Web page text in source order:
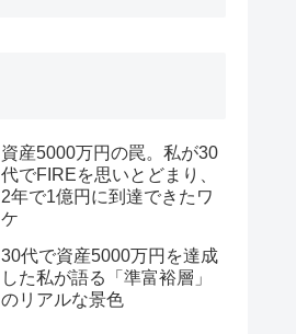
資産5000万円の罠。私が30
代でFIREを思いとどまり、
2年で1億円に到達できたワ
ケ
30代で資産5000万円を達成
した私が語る「準富裕層」
のリアルな景色